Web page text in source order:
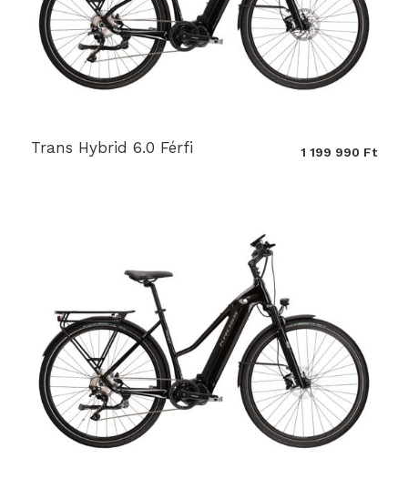
Trans Hybrid 6.0 Férfi 1 199 990 Ft